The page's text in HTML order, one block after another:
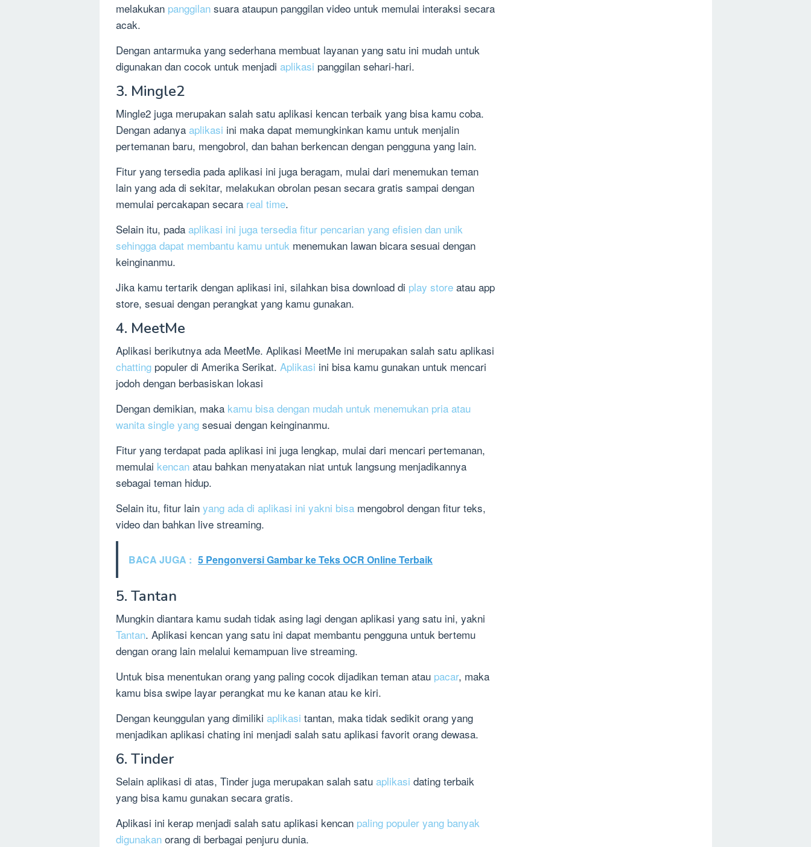
melakukan panggilan suara ataupun panggilan video untuk memulai interaksi secara
acak.
Dengan antarmuka yang sederhana membuat layanan yang satu ini mudah untuk
digunakan dan cocok untuk menjadi aplikasi panggilan sehari-hari.
3. Mingle2
Mingle2 juga merupakan salah satu aplikasi kencan terbaik yang bisa kamu coba.
Dengan adanya aplikasi ini maka dapat memungkinkan kamu untuk menjalin
pertemanan baru, mengobrol, dan bahan berkencan dengan pengguna yang lain.
Fitur yang tersedia pada aplikasi ini juga beragam, mulai dari menemukan teman
lain yang ada di sekitar, melakukan obrolan pesan secara gratis sampai dengan
memulai percakapan secara real time.
Selain itu, pada aplikasi ini juga tersedia fitur pencarian yang efisien dan unik
sehingga dapat membantu kamu untuk menemukan lawan bicara sesuai dengan
keinginanmu.
Jika kamu tertarik dengan aplikasi ini, silahkan bisa download di play store atau app
store, sesuai dengan perangkat yang kamu gunakan.
4. MeetMe
Aplikasi berikutnya ada MeetMe. Aplikasi MeetMe ini merupakan salah satu aplikasi
chatting populer di Amerika Serikat. Aplikasi ini bisa kamu gunakan untuk mencari
jodoh dengan berbasiskan lokasi
Dengan demikian, maka kamu bisa dengan mudah untuk menemukan pria atau
wanita single yang sesuai dengan keinginanmu.
Fitur yang terdapat pada aplikasi ini juga lengkap, mulai dari mencari pertemanan,
memulai kencan atau bahkan menyatakan niat untuk langsung menjadikannya
sebagai teman hidup.
Selain itu, fitur lain yang ada di aplikasi ini yakni bisa mengobrol dengan fitur teks,
video dan bahkan live streaming.
BACA JUGA : 5 Pengonversi Gambar ke Teks OCR Online Terbaik
5. Tantan
Mungkin diantara kamu sudah tidak asing lagi dengan aplikasi yang satu ini, yakni
Tantan. Aplikasi kencan yang satu ini dapat membantu pengguna untuk bertemu
dengan orang lain melalui kemampuan live streaming.
Untuk bisa menentukan orang yang paling cocok dijadikan teman atau pacar, maka
kamu bisa swipe layar perangkat mu ke kanan atau ke kiri.
Dengan keunggulan yang dimiliki aplikasi tantan, maka tidak sedikit orang yang
menjadikan aplikasi chating ini menjadi salah satu aplikasi favorit orang dewasa.
6. Tinder
Selain aplikasi di atas, Tinder juga merupakan salah satu aplikasi dating terbaik
yang bisa kamu gunakan secara gratis.
Aplikasi ini kerap menjadi salah satu aplikasi kencan paling populer yang banyak
digunakan orang di berbagai penjuru dunia.